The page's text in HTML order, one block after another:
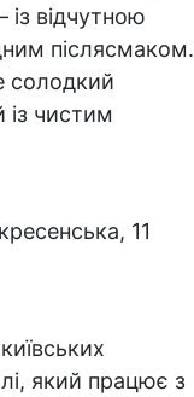
відчутною
післясмаком.
солодкий
із чистим
11
який працює з